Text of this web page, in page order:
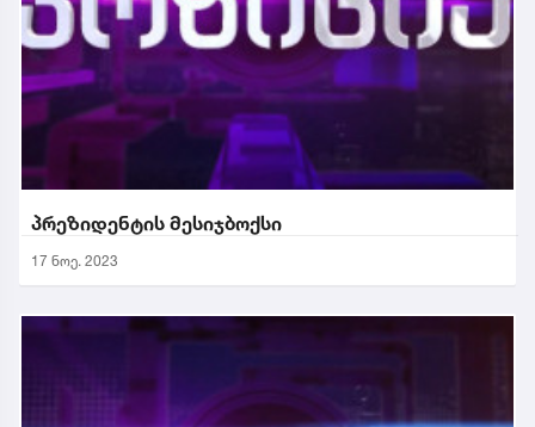
პრეზიდენტის მესიჯბოქსი
17 ნოე. 2023